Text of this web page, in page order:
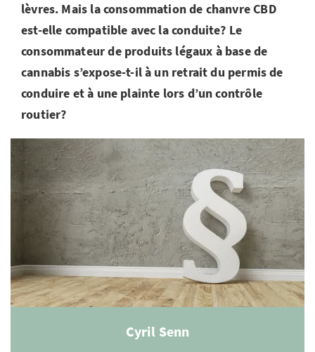
lèvres. Mais la consommation de chanvre CBD
est-elle compatible avec la conduite? Le
consommateur de produits légaux à base de
cannabis s’expose-t-il à un retrait du permis de
conduire et à une plainte lors d’un contrôle
routier?
Cyril Senn